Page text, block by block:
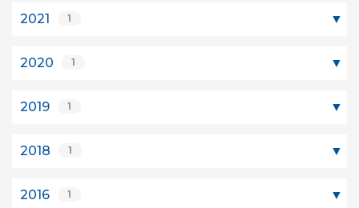
2021 1
2020 1
2019 1
2018 1
2016 1